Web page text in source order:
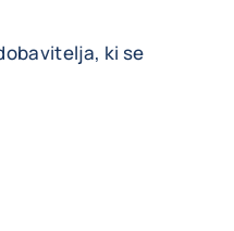
ki se